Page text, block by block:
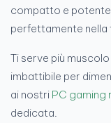
compatto e
perfettamente nella
Ti serve più
imbattibile per
ai nostri PC gaming
dedicata.